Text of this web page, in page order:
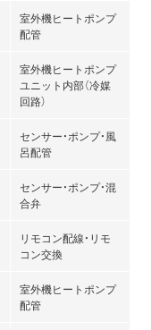
室外機ヒートポンプ
配管
室外機ヒートポンプ
ユニット内部（冷媒
回路）
センサー・ポンプ・風
呂配管
センサー・ポンプ・混
合弁
リモコン配線・リモ
コン交換
室外機ヒートポンプ
配管